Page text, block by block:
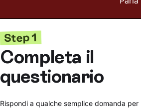
Step 1
Completa il
questionario
Rispondi a qualche semplice domanda per